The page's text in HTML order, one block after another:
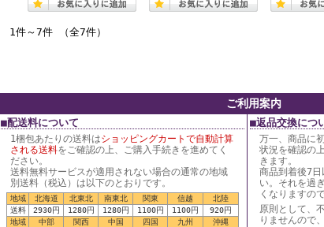
1件～7件 （全7件）
ご利用案内
■配送料について
1梱包あたりの送料はショッピングカートで自動計算
される送料をご確認の上、ご購入手続きを進めてく
ださい。
送料無料サービスが適用されない場合の通常の地域
別送料（税込）は以下のとおりです。
地域 北海道 北東北 南東北 関東 信越
北陸
送料
2930円 1280円 1280円 1100円 1100円
920円
地域
中部 関西 中国 四国 九州
沖縄
■返品交換につ
万一、商品に
状況を確認の
きます。
商品到着後7日
い。それを過
くなりますの
原則として、
りませんので